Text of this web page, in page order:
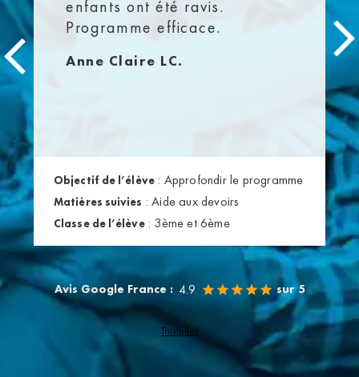
enfants ont été ravis.
Programme efficace.
Anne Claire LC.
Objectif de l’élève: Approfondir le programme
Matières suivies :Aide aux devoirs
Classe de l’élève: 3ème et 6ème
Avis Google France : 4.9 sur 5
Trustpilot